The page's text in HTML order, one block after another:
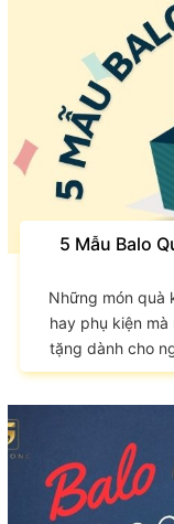
Top 4 địa
5 Mẫu Balo
Những món quà
hay phụ kiện
tặng dành cho
niệm hay ngày
trao tặng họ.
đẹp qua bài viết sau. Balo - Món quà ý nghĩa và